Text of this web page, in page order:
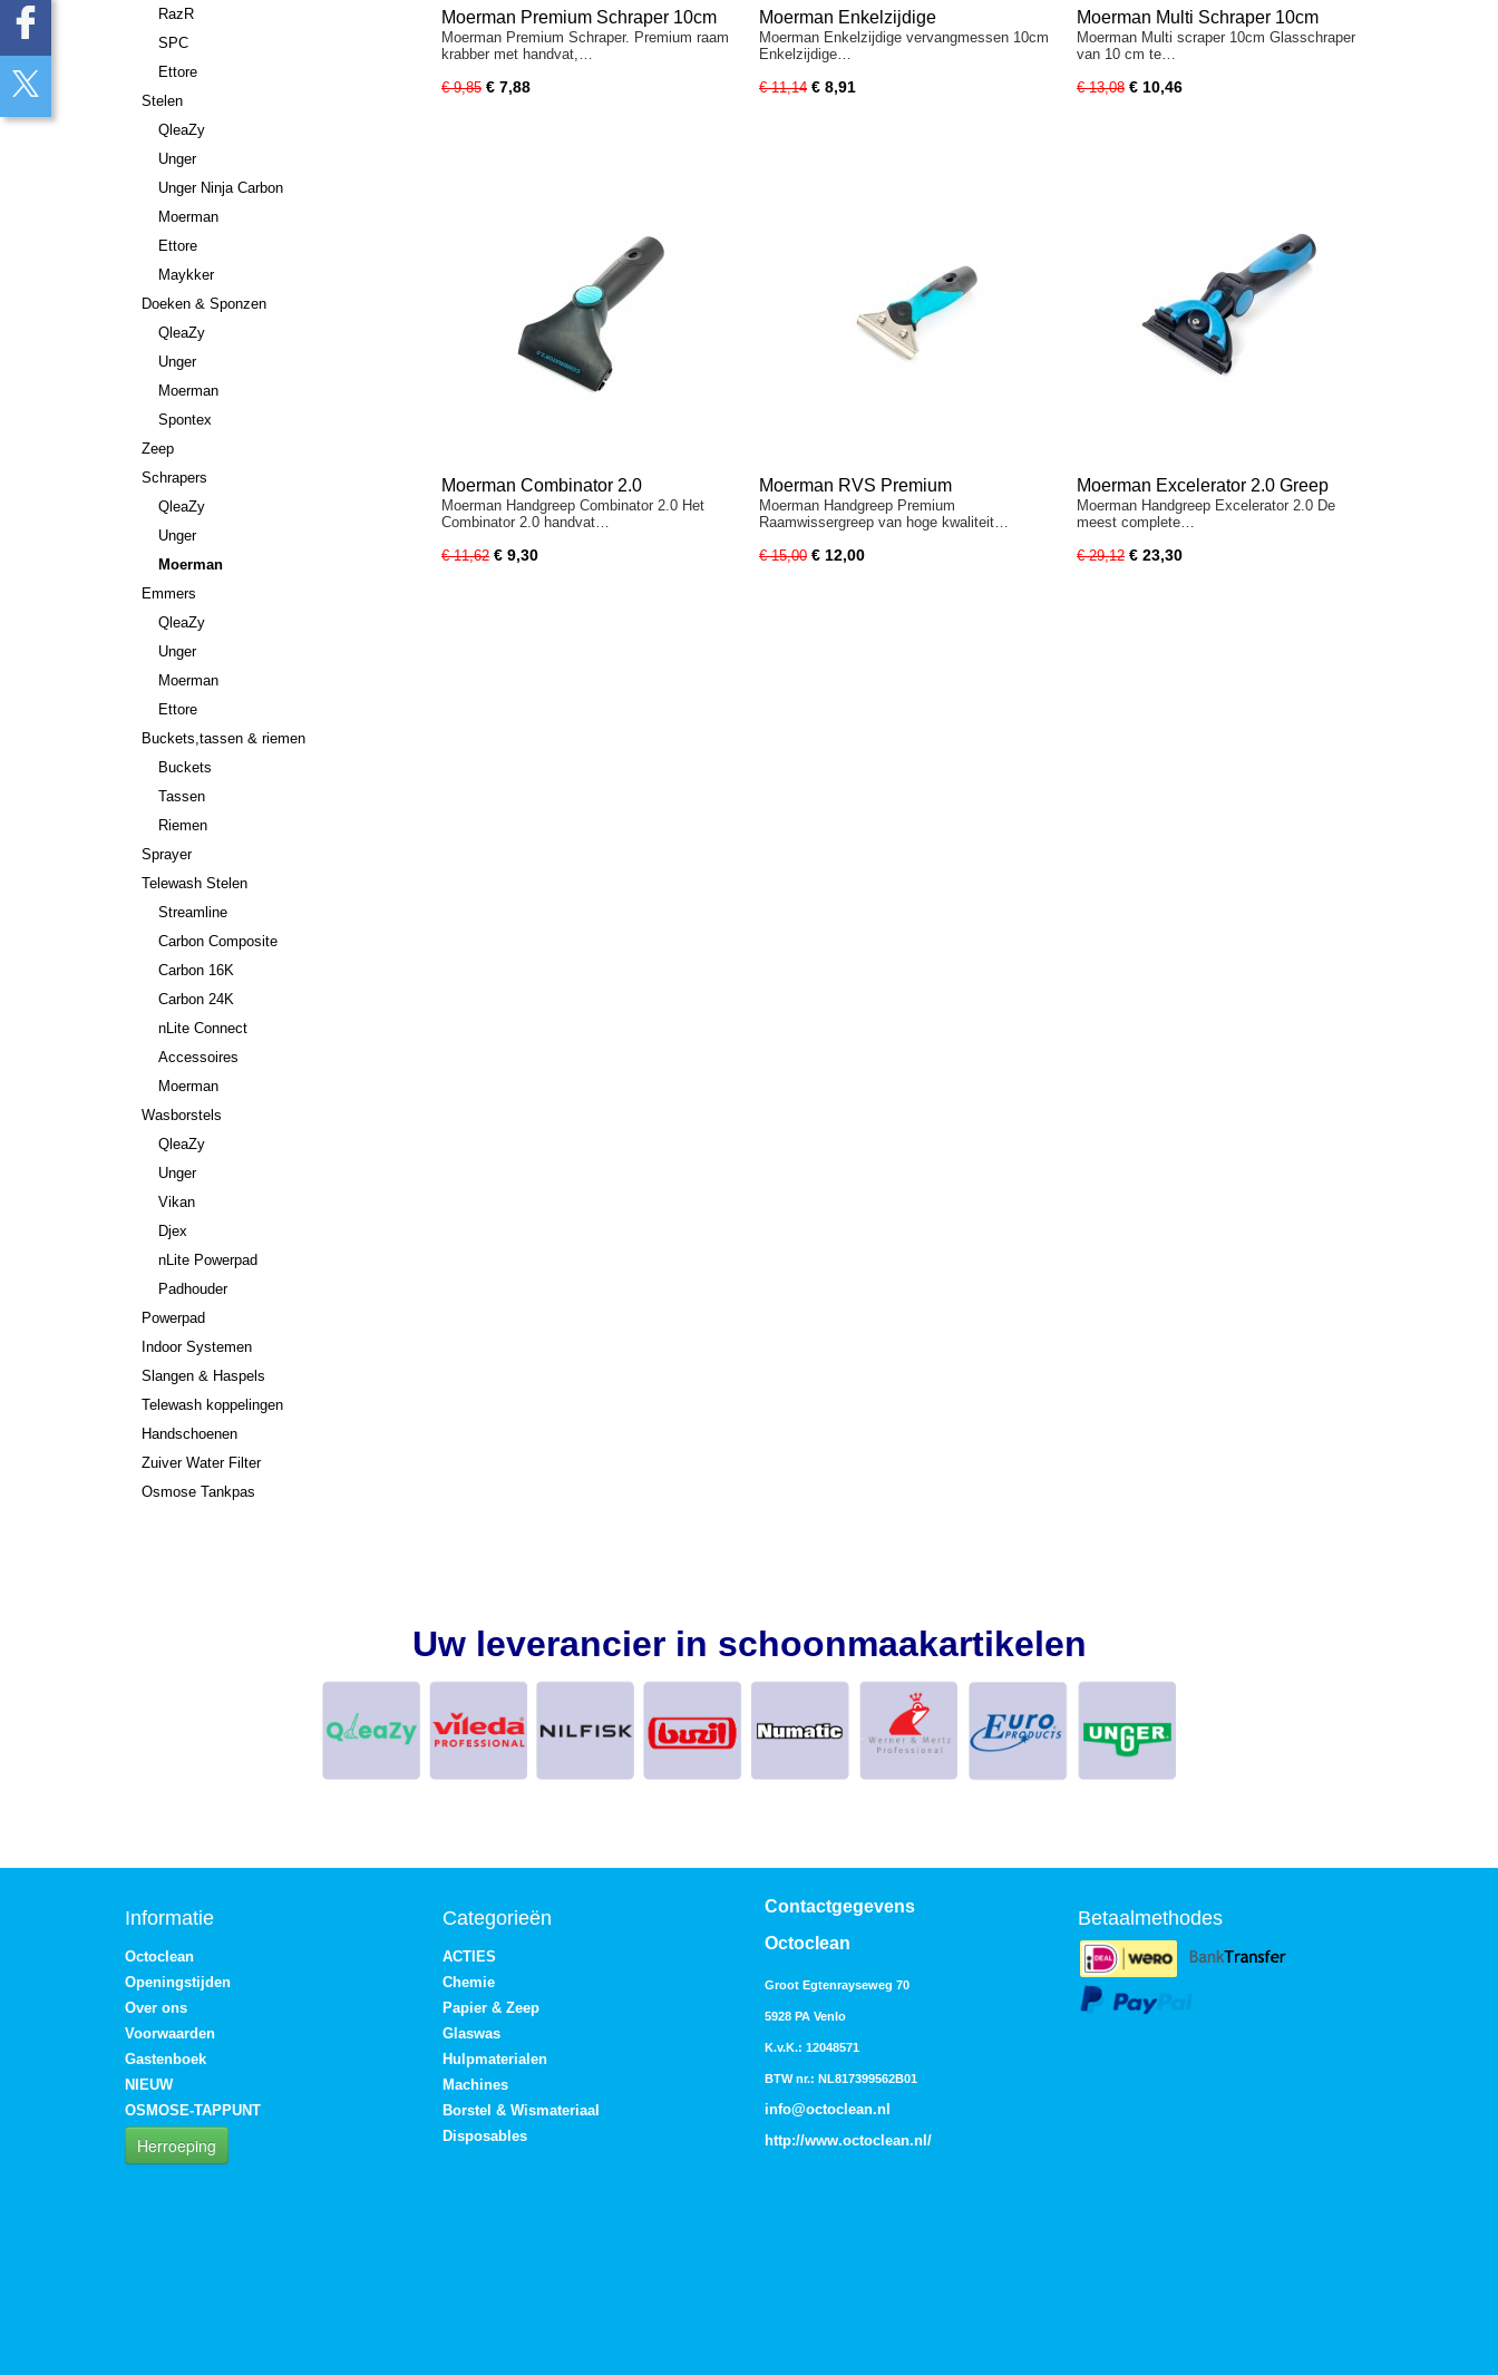
RazR
SPC
Ettore
Stelen
QleaZy
Unger
Unger Ninja Carbon
Moerman
Ettore
Maykker
Doeken & Sponzen
QleaZy
Unger
Moerman
Spontex
Zeep
Schrapers
QleaZy
Unger
Moerman
Emmers
QleaZy
Unger
Moerman
Ettore
Buckets,tassen & riemen
Buckets
Tassen
Riemen
Sprayer
Telewash Stelen
Streamline
Carbon Composite
Carbon 16K
Carbon 24K
nLite Connect
Accessoires
Moerman
Wasborstels
QleaZy
Unger
Vikan
Djex
nLite Powerpad
Padhouder
Powerpad
Indoor Systemen
Slangen & Haspels
Telewash koppelingen
Handschoenen
Zuiver Water Filter
Osmose Tankpas
Moerman Premium Schraper 10cm
Moerman Premium Schraper. Premium raam
krabber met handvat,…
€ 9,85 € 7,88
Moerman Enkelzijdige
Vervangmessen 10
Moerman Enkelzijdige vervangmessen 10cm
Enkelzijdige…
€ 11,14 € 8,91
Moerman Multi Schraper 10cm
Moerman Multi scraper 10cm Glasschraper
van 10 cm te…
€ 13,08 € 10,46
Moerman Combinator 2.0
Wissergreep
Moerman Handgreep Combinator 2.0 Het
Combinator 2.0 handvat…
€ 11,62 € 9,30
Moerman RVS Premium
Wissergreep
Moerman Handgreep Premium
Raamwissergreep van hoge kwaliteit…
€ 15,00 € 12,00
Moerman Excelerator 2.0 Greep
Moerman Handgreep Excelerator 2.0 De
meest complete…
€ 29,12 € 23,30
Uw leverancier in schoonmaakartikelen
Informatie
Octoclean
Openingstijden
Over ons
Voorwaarden
Gastenboek
NIEUW
OSMOSE-TAPPUNT
Herroeping
Categorieën
ACTIES
Chemie
Papier & Zeep
Glaswas
Hulpmaterialen
Machines
Borstel & Wismateriaal
Disposables
Contactgegevens
Octoclean
Groot Egtenrayseweg 70
5928 PA Venlo
K.v.K.: 12048571
BTW nr.: NL817399562B01
info@octoclean.nl
http://www.octoclean.nl /
Betaalmethodes